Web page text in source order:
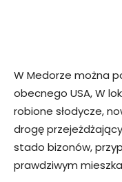
W Medorze można
obecnego USA, W
robione słodycze,
drogę
stado bizonów,
prawdziwym